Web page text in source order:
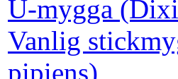
U-mygga
Vanlig
pipiens)